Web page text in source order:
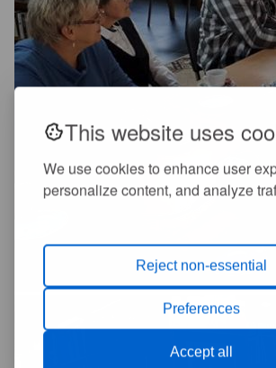
This website uses
We use cookies to enhance user
personalize content, and analyze
Reject non-essential
Preferences
Accept all